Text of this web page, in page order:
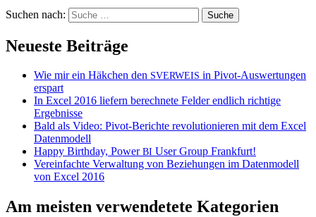
Suchen nach:
Neueste Beiträge
Wie mir ein Häkchen den SVERWEIS in Pivot-Auswertungen
erspart
In Excel 2016 liefern berechnete Felder endlich richtige
Ergebnisse
Bald als Video: Pivot-Berichte revolutionieren mit dem Excel
Datenmodell
Happy Birthday, PowerBI User Group Frankfurt!
Vereinfachte Verwaltung von Beziehungen im Datenmodell
von Excel 2016
Am meisten verwendetete Kategorien